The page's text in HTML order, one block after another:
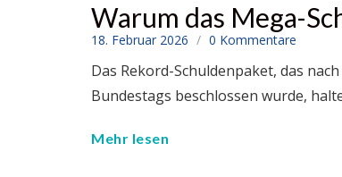
Warum das Mega-
18. Februar 2026 0 Kommentare
Das Rekord-Schuldenpaket, das
Bundestags beschlossen wurde,
Mehr lesen